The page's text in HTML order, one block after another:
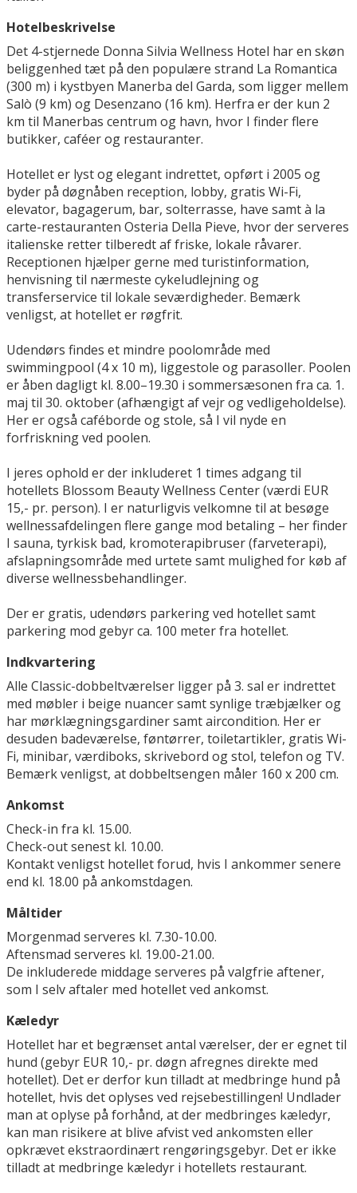
Hotelbeskrivelse
Det 4-stjernede Donna Silvia Wellness Hotel har en skøn
beliggenhed tæt på den populære strand La Romantica
(300 m) i kystbyen Manerba del Garda, som ligger mellem
Salò (9 km) og Desenzano (16 km). Herfra er der kun 2
km til Manerbas centrum og havn, hvor I finder flere
butikker, caféer og restauranter.
Hotellet er lyst og elegant indrettet, opført i 2005 og
byder på døgnåben reception, lobby, gratis Wi-Fi,
elevator, bagagerum, bar, solterrasse, have samt à la
carte-restauranten Osteria Della Pieve, hvor der serveres
italienske retter tilberedt af friske, lokale råvarer.
Receptionen hjælper gerne med turistinformation,
henvisning til nærmeste cykeludlejning og
transferservice til lokale seværdigheder. Bemærk
venligst, at hotellet er røgfrit.
Udendørs findes et mindre poolområde med
swimmingpool (4 x 10 m), liggestole og parasoller. Poolen
er åben dagligt kl. 8.00–19.30 i sommersæsonen fra ca. 1.
maj til 30. oktober (afhængigt af vejr og vedligeholdelse).
Her er også caféborde og stole, så I vil nyde en
forfriskning ved poolen.
I jeres ophold er der inkluderet 1 times adgang til
hotellets Blossom Beauty Wellness Center (værdi EUR
15,- pr. person). I er naturligvis velkomne til at besøge
wellnessafdelingen flere gange mod betaling – her finder
I sauna, tyrkisk bad, kromoterapibruser (farveterapi),
afslapningsområde med urtete samt mulighed for køb af
diverse wellnessbehandlinger.
Der er gratis, udendørs parkering ved hotellet samt
parkering mod gebyr ca. 100 meter fra hotellet.
Indkvartering
Alle Classic-dobbeltværelser ligger på 3. sal er indrettet
med møbler i beige nuancer samt synlige træbjælker og
har mørklægningsgardiner samt aircondition. Her er
desuden badeværelse, føntørrer, toiletartikler, gratis Wi-
Fi, minibar, værdiboks, skrivebord og stol, telefon og TV.
Bemærk venligst, at dobbeltsengen måler 160 x 200 cm.
Ankomst
Check-in fra kl. 15.00.
Check-out senest kl. 10.00.
Kontakt venligst hotellet forud, hvis I ankommer senere
end kl. 18.00 på ankomstdagen.
Måltider
Morgenmad serveres kl. 7.30-10.00.
Aftensmad serveres kl. 19.00-21.00.
De inkluderede middage serveres på valgfrie aftener,
som I selv aftaler med hotellet ved ankomst.
Kæledyr
Hotellet har et begrænset antal værelser, der er egnet til
hund (gebyr EUR 10,- pr. døgn afregnes direkte med
hotellet). Det er derfor kun tilladt at medbringe hund på
hotellet, hvis det oplyses ved rejsebestillingen! Undlader
man at oplyse på forhånd, at der medbringes kæledyr,
kan man risikere at blive afvist ved ankomsten eller
opkrævet ekstraordinært rengøringsgebyr. Det er ikke
tilladt at medbringe kæledyr i hotellets restaurant.